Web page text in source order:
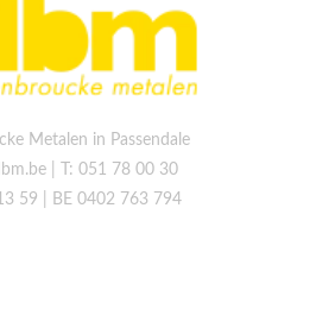
Metalen in Passendale
| T: 051 78 00 30
59 | BE 0402 763 794